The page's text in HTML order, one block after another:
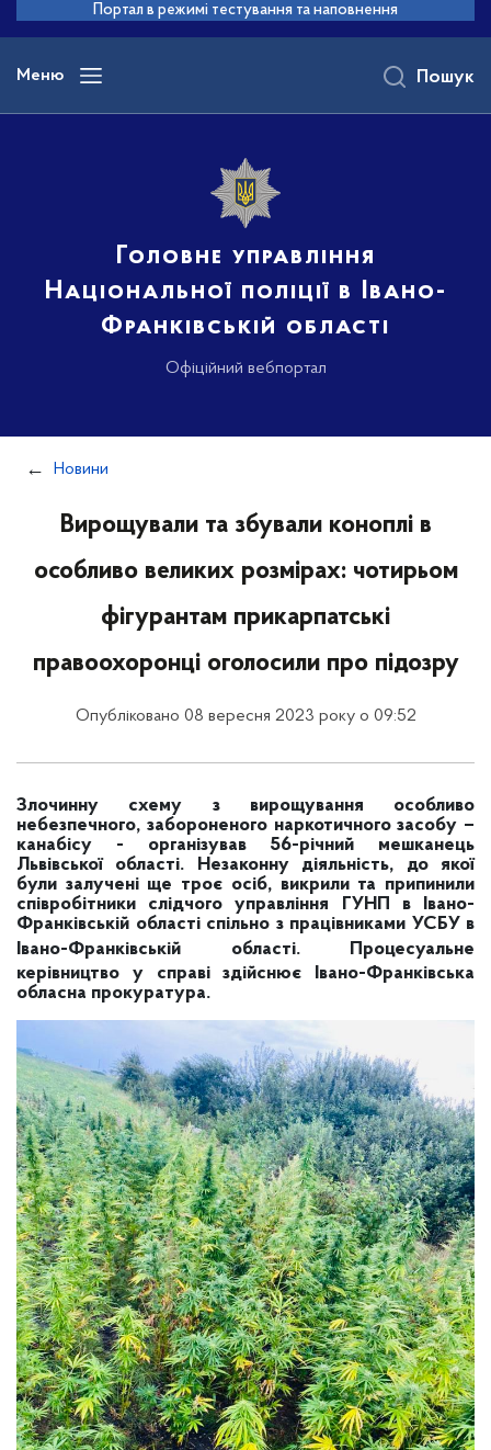
основного
вмісту
Портал в режимі тестування та наповнення
Меню
Головне управління
Національної поліції в Івано-
Франківській області
Офіційний вебпортал
Пошук
Новини
Вирощували та збували коноплі в
особливо великих розмірах: чотирьом
фігурантам прикарпатські
правоохоронці оголосили про підозру
Опубліковано 08 вересня 2023 року о 09:52
Злочинну схему з вирощування особливо
небезпечного, забороненого наркотичного засобу –
канабісу - організував 56-річний мешканець
Львівської області. Незаконну діяльність, до якої
були залучені ще троє осіб, викрили та припинили
співробітники слідчого управління ГУНП в Івано-
Франківській області спільно з працівниками УСБУ в
Івано-Франківській області. Процесуальне
керівництво у справі здійснює Івано-Франківська
обласна прокуратура.